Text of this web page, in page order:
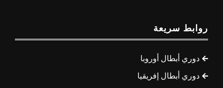
روابط سريعة
دوري أبطال أوروبا
دوري أبطال إفريقيا